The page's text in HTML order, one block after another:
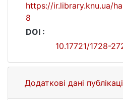
https://ir.library.knu.ua/
8
DOI :
10.17721/1728-
Додаткові дані